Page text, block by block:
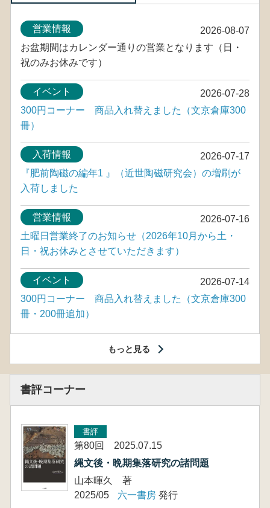
2026-08-07
営業情報
お盆期間はカレンダー通りの営業となります（日・
祝のみお休みです）
2026-07-28
イベント
300円コーナー 商品入れ替えました（文京倉庫300
冊）
2026-07-17
入荷情報
『肥前陶磁の編年1 』（近世陶磁研究会）の増刷が
入荷しました
2026-07-16
営業情報
土曜日営業終了のお知らせ（2026年10月から土・
日・祝お休みとさせていただきます）
2026-07-14
イベント
300円コーナー 商品入れ替えました（文京倉庫300
冊・200冊追加）
もっと見る
書評コーナー
書評
第80回 2025.07.15
縄文後・晩期集落研究の諸問題
山本暉久 著
2025/05
六一書房 発行